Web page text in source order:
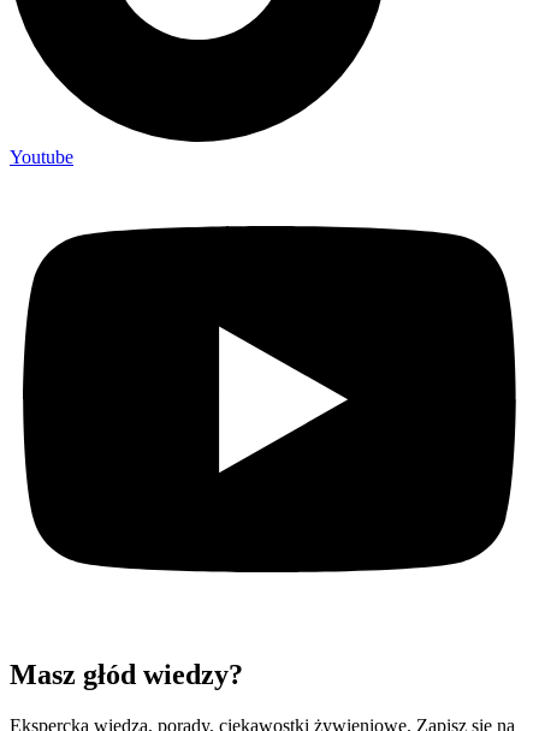
Youtube
Masz głód wiedzy?
Ekspercka wiedza, porady, ciekawostki żywieniowe. Zapisz się na